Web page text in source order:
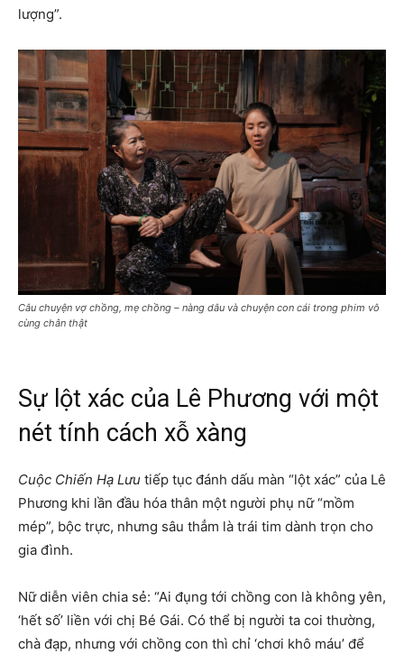
lượng”.
Câu chuyện vợ chồng, mẹ chồng – nàng dâu và chuyện con cái trong phim vô
cùng chân thật
Sự lột xác của Lê Phương với một
nét tính cách xỗ xàng
Cuộc Chiến Hạ Lưu tiếp tục đánh dấu màn “lột xác” của Lê
Phương khi lần đầu hóa thân một người phụ nữ “mồm
mép”, bộc trực, nhưng sâu thẳm là trái tim dành trọn cho
gia đình.
Nữ diễn viên chia sẻ: “Ai đụng tới chồng con là không yên,
‘hết số’ liền với chị Bé Gái. Có thể bị người ta coi thường,
chà đạp, nhưng với chồng con thì chỉ ‘chơi khô máu’ để